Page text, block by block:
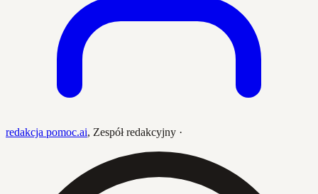
redakcja pomoc.ai, Zespół redakcyjny ·